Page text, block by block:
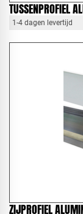
TUSSENPROFIEL
1-4 dagen levertijd
ZIJPROFIEL